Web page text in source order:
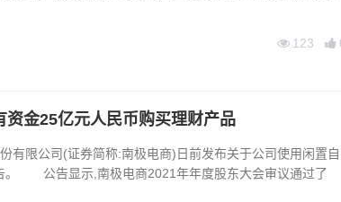
123
资金25亿元人民币购买理财产品
限公司(证券简称:南极电商)日前发布关于公司使用闲置自
。 公告显示,南极电商2021年年度股东大会审议通过了